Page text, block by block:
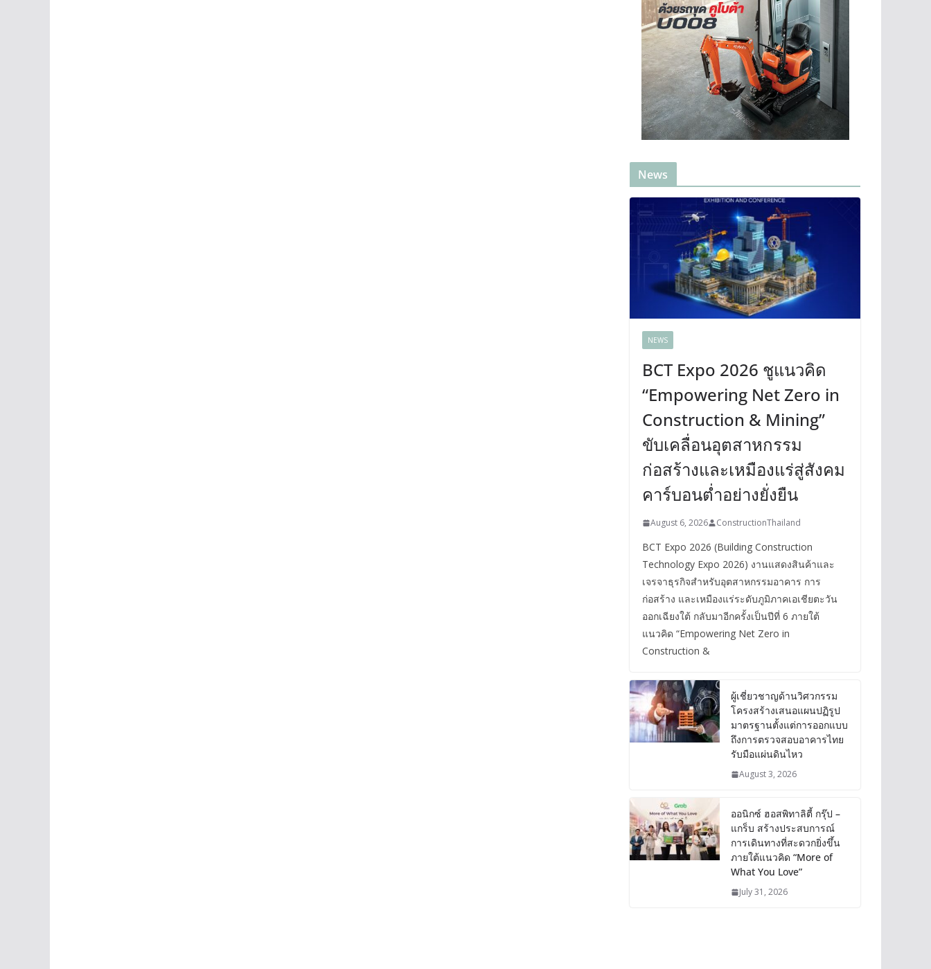
News
NEWS
BCT Expo 2026 ชูแนวคิด
“Empowering Net Zero in
Construction & Mining”
ขับเคลื่อนอุตสาหกรรม
ก่อสร้างและเหมืองแร่สู่สังคม
คาร์บอนต่ำอย่างยั่งยืน
August 6, 2026 ConstructionThailand
BCT Expo 2026 (Building Construction
Technology Expo 2026) งานแสดงสินค้าและ
เจรจาธุรกิจสำหรับอุตสาหกรรมอาคาร การ
ก่อสร้าง และเหมืองแร่ระดับภูมิภาคเอเชียตะวัน
ออกเฉียงใต้ กลับมาอีกครั้งเป็นปีที่ 6 ภายใต้
แนวคิด “Empowering Net Zero in
Construction &
ผู้เชี่ยวชาญด้านวิศวกรรม
โครงสร้างเสนอแผนปฏิรูป
มาตรฐานตั้งแต่การออกแบบ
ถึงการตรวจสอบอาคารไทย
รับมือแผ่นดินไหว
August 3, 2026
ออนิกซ์ ฮอสพิทาลิตี้ กรุ๊ป –
แกร็บ สร้างประสบการณ์
การเดินทางที่สะดวกยิ่งขึ้น
ภายใต้แนวคิด “More of
What You Love”
July 31, 2026